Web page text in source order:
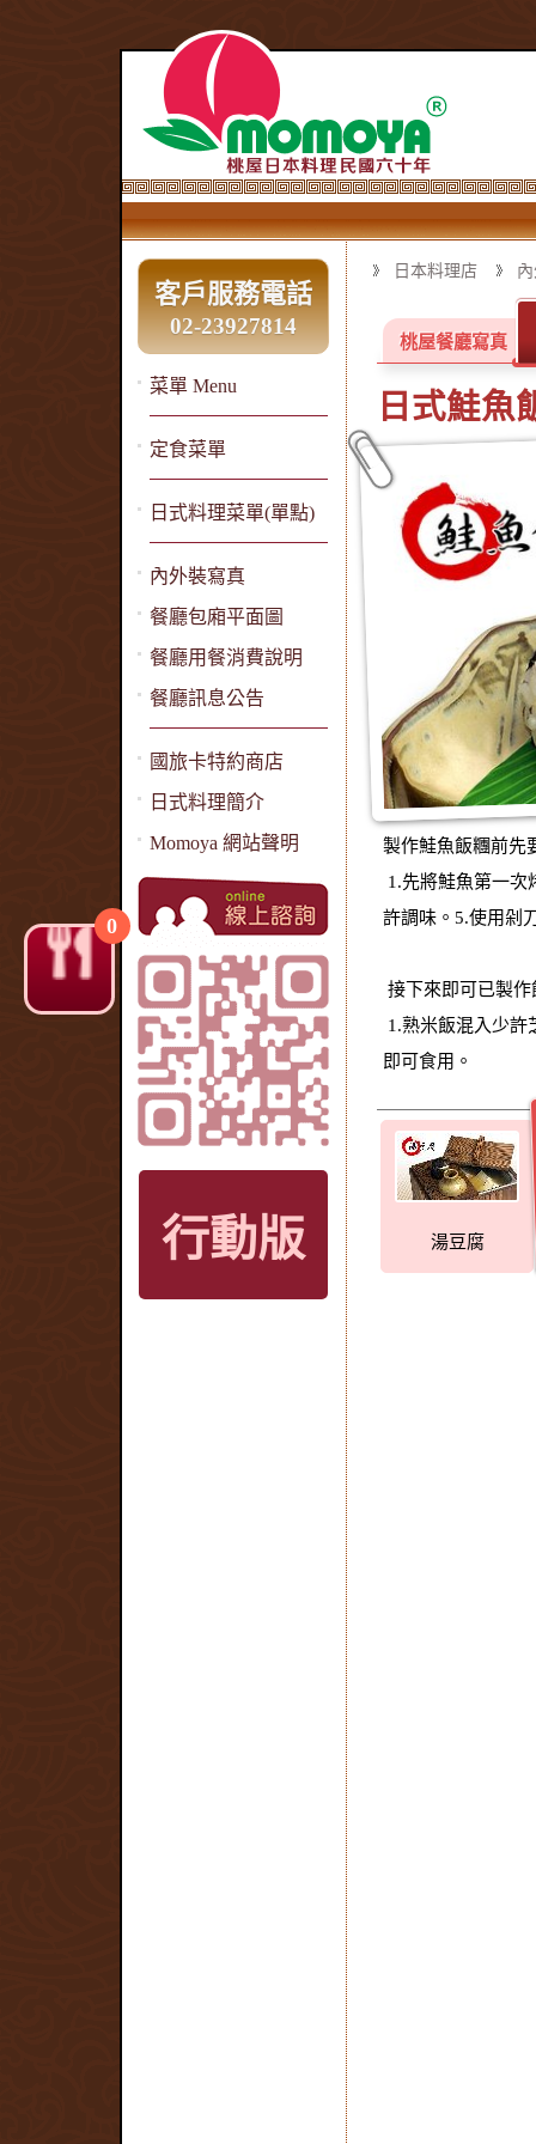
客戶服務電話
02-23927814
菜單 Menu
定食菜單
日式料理菜單(單點)
內外裝寫真
餐廳包廂平面圖
餐廳用餐消費說明
餐廳訊息公告
國旅卡特約商店
日式料理簡介
Momoya 網站聲明
行動版
日本料理店
桃屋餐廳寫真
日式鮭魚
製作鮭魚飯糰前先
1.先將鮭魚第一次
許調味。5.使用剁
接下來即可已製作
1.熟米飯混入少許
即可食用。
湯豆腐
0